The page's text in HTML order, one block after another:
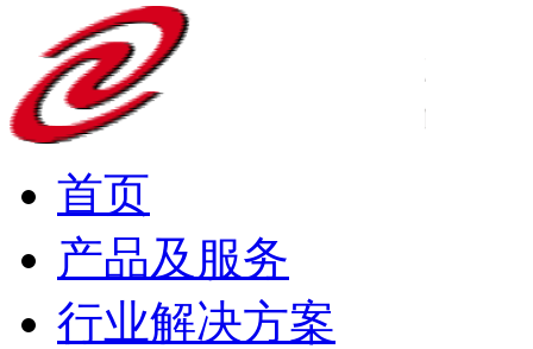
首页
产品及服务
行业解决方案